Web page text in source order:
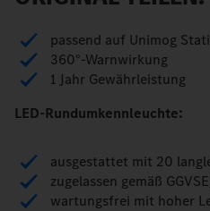
passend auf Unimog
360°-Warnwirkung
1 Jahr Gewährleistung
LED-Rundumkennleuchte:
ausgestattet mit 20
zugelassen gemäß
wartungsfrei mit hoher